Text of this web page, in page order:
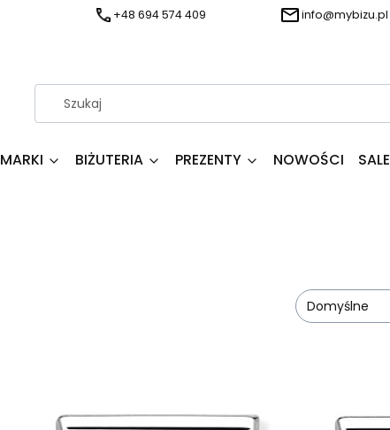
+48 694 574 409 info@mybizu.pl
MARKI BIŻUTERIA PREZENTY NOWOŚCI SALE
Domyślne